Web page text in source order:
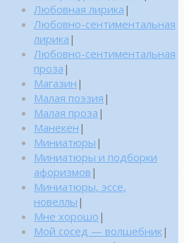
Любовная лирика |
Любовно-сентиментальная
лирика |
Любовно-сентиментальная
проза |
Магазин |
Малая поэзия |
Малая проза |
Манекен |
Миниатюры |
Миниатюры и подборки
афоризмов |
Миниатюры, эссе,
новеллы |
Мне хорошо |
Мой сосед — волшебник|